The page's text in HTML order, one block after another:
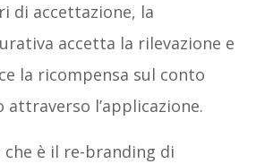
di accettazione, la
accetta la rilevazione e
la ricompensa sul conto
attraverso l’applicazione.
che è il re-branding di